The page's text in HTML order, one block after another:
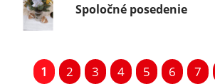
Spoločné posedenie
1 2 3 4 5 6 7